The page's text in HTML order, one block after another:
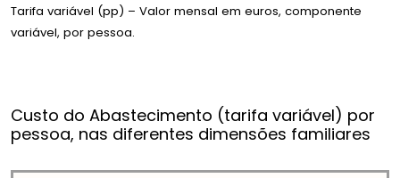
Tarifa variável (pp) – Valor mensal em euros, componente
variável, por pessoa.
Custo do Abastecimento (tarifa variável) por
pessoa, nas diferentes dimensões familiares